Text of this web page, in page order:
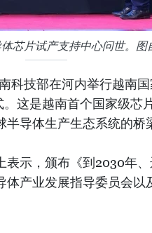
芯片试产支持中心问世。图
科技部在河内举行越南
这是越南首个国家级芯
导体生产生态系统的桥
表示，颁布《到2030年
体产业发展指导委员会以